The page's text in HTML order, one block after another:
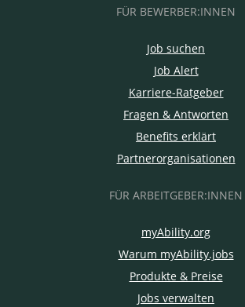
FÜR BEWERBER:INNEN
Job suchen
Job Alert
Karriere-Ratgeber
Fragen & Antworten
Benefits erklärt
Partnerorganisationen
FÜR ARBEITGEBER:INNEN
myAbility.org
Warum myAbility.jobs
Produkte & Preise
Jobs verwalten